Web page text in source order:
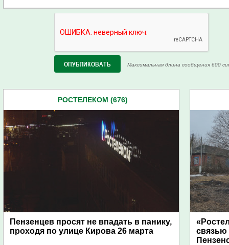
Максимальная длина сообщения 600
РОСТЕЛЕКОМ (676)
Пензенцев просят не впадать в панику,
проходя по улице Кирова 26 марта
связью